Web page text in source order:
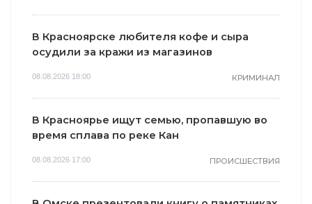
В Красноярске любителя кофе и сыра
осудили за кражи из магазинов
08.08.2026 18:00 КРИМИНАЛ
В Красноярье ищут семью, пропавшую во
время сплава по реке Кан
08.08.2026 17:00 ПРОИСШЕСТВИЯ